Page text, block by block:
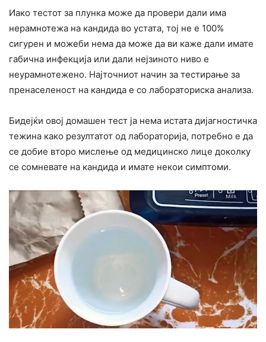
Иако тестот за плунка може да провери дали има
нерамнотежа на кандида во устата, тој не е 100%
сигурен и можеби нема да може да ви каже дали имате
габична инфекција или дали нејзиното ниво е
неурамнотежено. Најточниот начин за тестирање за
пренаселеност на кандида е со лабораториска анализа.
Бидејќи овој домашен тест ја нема истата дијагностичка
тежина како резултатот од лабораторија, потребно е да
се добие второ мислење од медицинско лице доколку
се сомневате на кандида и имате некои симптоми.